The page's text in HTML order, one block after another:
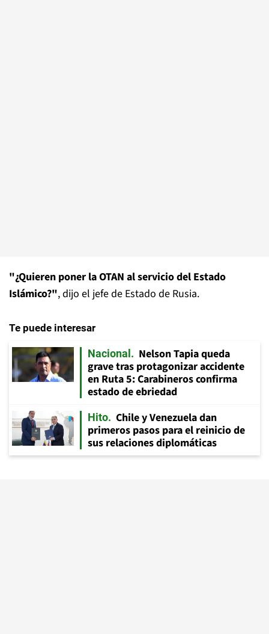
"¿Quieren poner la OTAN al servicio del Estado
Islámico?", dijo el jefe de Estado de Rusia.
Te puede interesar
Nacional
Nelson Tapia queda
grave tras protagonizar accidente
en Ruta 5: Carabineros confirma
estado de ebriedad
Hito
Chile y Venezuela dan
primeros pasos para el reinicio de
sus relaciones diplomáticas